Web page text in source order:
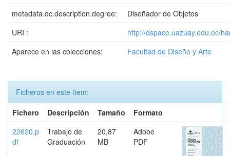
metadata.dc.description.degree:
Diseñador de Objetos
URI :
http://dspace.uazuay.edu.ec/
Aparece en las colecciones:
Facultad de Diseño y Arte
Ficheros en este ítem:
Fichero
Descripción Tamaño
Formato
22620.p
df
Trabajo de
Graduación
20,87
MB
Adobe
PDF